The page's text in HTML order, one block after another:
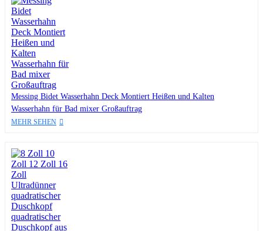
Messing Bidet Wasserhahn Deck Montiert Heißen und Kalten
Wasserhahn für Bad mixer Großauftrag
MEHR SEHEN